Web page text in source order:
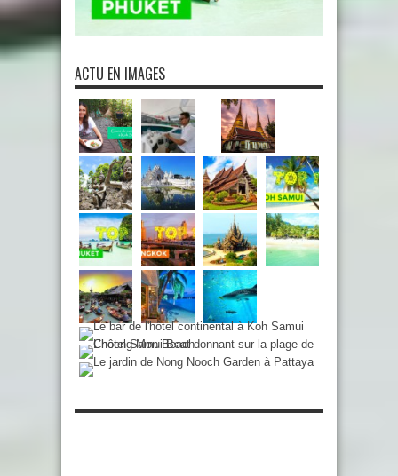
ACTU EN IMAGES